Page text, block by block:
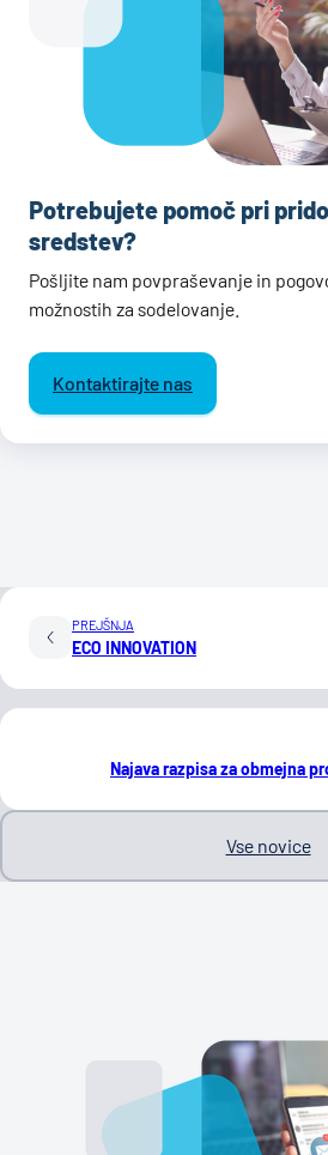
Potrebujete pomoč pri
sredstev?
Pošljite nam povpraševanje in
možnostih za sodelovanje.
Kontaktirajte nas
PREJŠNJA
ECO INNOVATION
Najava razpisa za obmejna
Vse novice